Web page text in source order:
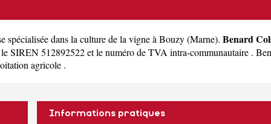
spécialisée dans la culture de la vigne à Bouzy(Marne). Benard
SIREN 512892522 et le numéro de TVA intra-communautaire .
agricole .
Informations pratiques